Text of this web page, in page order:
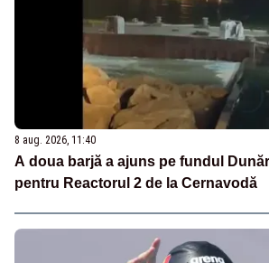
8 aug. 2026, 11:40
A doua barjă a ajuns pe fundul
pentru Reactorul 2 de la Cernavodă